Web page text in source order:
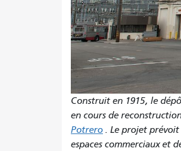
Construit en 1915, le
en cours de
Potrero . Le projet
espaces commerciaux et